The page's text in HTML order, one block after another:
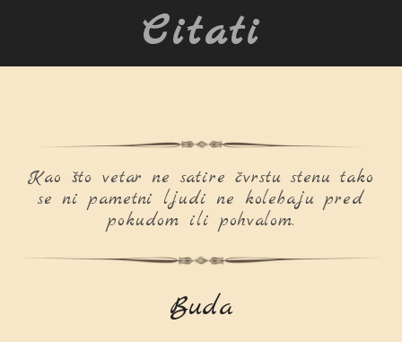
Citati
Kao što vetar ne satire čvrstu stenu tako
se ni pametni ljudi ne kolebaju pred
pokudom ili pohvalom.
Buda